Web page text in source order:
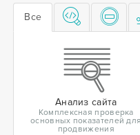
Все
Анализ сайта
Комплексная проверка
основных показателей для
продвижения